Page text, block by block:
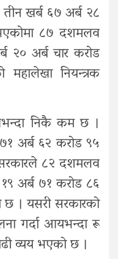
तीन खर्ब ६७ अर्ब २८
८७ दशमलव
२० अर्ब चार करोड
नियन्त्रक
निकै कम छ ।
अर्ब ६२ करोड ९५
सरकारले ८२ दशमलव
अर्ब ७१ करोड ८६
। यसरी सरकारको
गर्दा आयभन्दा रू
व्यय भएको छ ।